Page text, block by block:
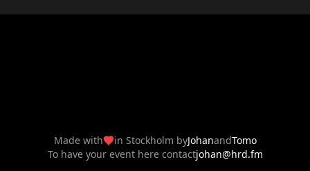
Made with in Stockholm byJohanandTomo
To have your event here contactjohan@hrd.fm